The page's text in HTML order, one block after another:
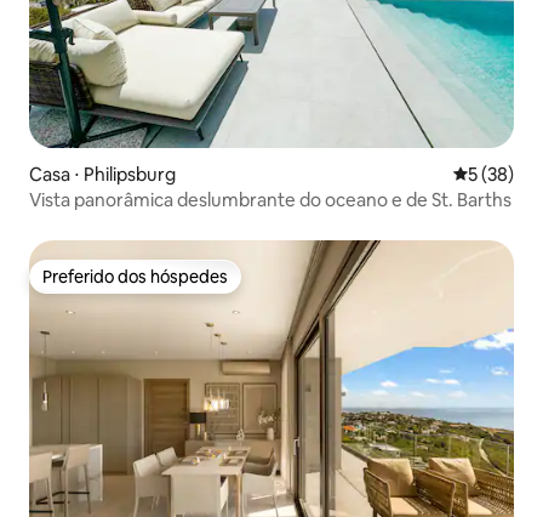
Casa ⋅ Philipsburg 5 de uma
5 (38)
Vista panorâmica deslumbrante do oceano e de St. Barths
Preferido dos hóspedes
Preferido dos hóspedes